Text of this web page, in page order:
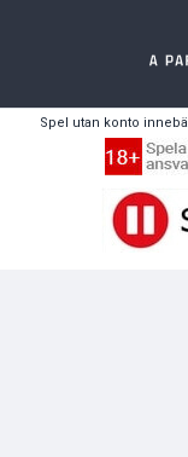
Spel utan konto